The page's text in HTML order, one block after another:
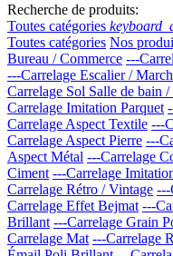
Recherche de produits:
Toutes catégories
Toutes catégories Nos
Bureau / Commerce ---
---Carrelage Escalier /
Carrelage Sol Salle de bain
Carrelage Imitation Parquet
Carrelage Aspect Textile ---
Carrelage Aspect Pierre ---
Aspect Métal ---Carrelage
Ciment ---Carrelage
Carrelage Rétro / Vintage ---
Carrelage Effet Bejmat ---
Brillant ---Carrelage Grain
Carrelage Mat ---Carrelage